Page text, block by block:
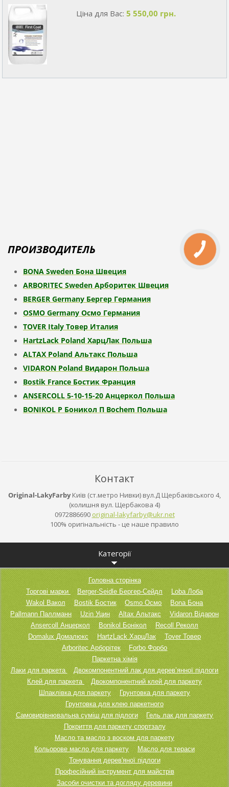
Ціна для Вас: 5 550,00 грн.
ПРОИЗВОДИТЕЛЬ
BONA Sweden Бона Швеция
ARBORITEC Sweden Арборитек Швеция
BERGER Germany Бергер Германия
OSMO Germany Осмо Германия
TOVER Italy Товер Италия
HartzLack Poland ХарцЛак Польша
ALTAX Poland Альтакс Польша
VIDARON Poland Видарон Польша
Bostik France Бостик Франция
ANSERCOLL 5-10-15-20 Анцеркол Польша
BONIKOL P Боникол П Bochem Польша
Контакт
Original-LakyFarby Київ (ст.метро Нивки) вул.Д Щербаківського 4,
(колишня вул. Щербакова 4)
0972886690 original-lakyfarby@ukr.net
100% оригінальність - це наше правило
Категорії
Головна сторінка
Торгові марки
Berger-Seidle Бергер-Сейдл
Loba Лоба
Wakol Вакол
Bostik Бостик Osmo Осмо
Bona Бона
Pallmann Паллманн
Uzin Уцин Altax Альтакс
Vidaron Відарон
Ansercoll Анцеркол
Bonikol Бонікол
Recoll Реколл
Domalux Домалюкс
HartzLack ХарцЛак
Tover Товер
Arboritec Арборітек
Forbo Форбо
Паркетна хімія
Лаки для паркета
Двокомпонентний лак для дерев’янної підлоги
Клей для паркета
Двокомпонентний клей для паркету
Шпаклівка для паркету
Грунтовка для паркету
Грунтовка для клею паркетного
Самовирівнювальна суміш для підлоги
Гель лак для паркету
Покриття для паркету спортзалу
Масло та масло з воском для паркету
Кольорове масло для паркету
Масло для тераси
Тонування дерев'яної підлоги
Професійний інструмент для майстрів
Засоби очистки та догляду деревини